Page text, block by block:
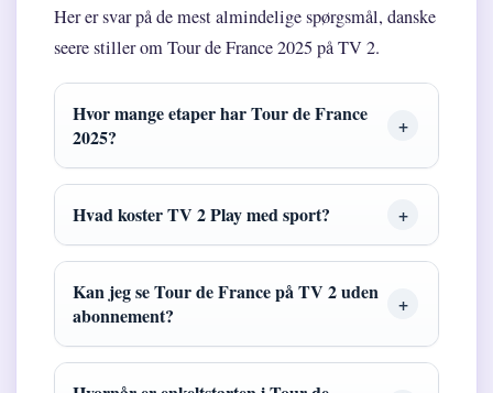
Her er svar på de mest almindelige spørgsmål, danske
seere stiller om Tour de France 2025 på TV 2.
Hvor mange etaper har Tour de France
2025?
Hvad koster TV 2 Play med sport?
Kan jeg se Tour de France på TV 2 uden
abonnement?